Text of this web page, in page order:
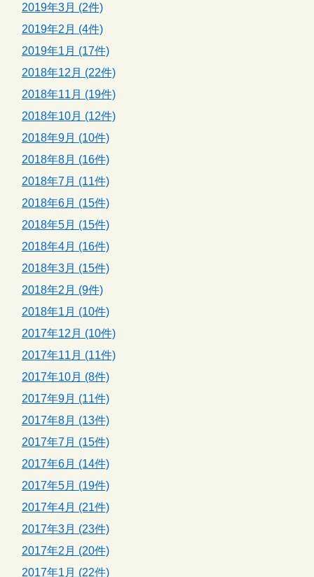
2019年3月 (2件)
2019年2月 (4件)
2019年1月 (17件)
2018年12月 (22件)
2018年11月 (19件)
2018年10月 (12件)
2018年9月 (10件)
2018年8月 (16件)
2018年7月 (11件)
2018年6月 (15件)
2018年5月 (15件)
2018年4月 (16件)
2018年3月 (15件)
2018年2月 (9件)
2018年1月 (10件)
2017年12月 (10件)
2017年11月 (11件)
2017年10月 (8件)
2017年9月 (11件)
2017年8月 (13件)
2017年7月 (15件)
2017年6月 (14件)
2017年5月 (19件)
2017年4月 (21件)
2017年3月 (23件)
2017年2月 (20件)
2017年1月 (22件)